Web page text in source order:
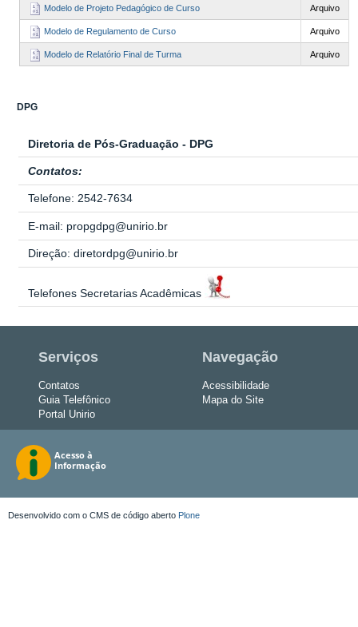
Modelo de Projeto Pedagógico de Curso Arquivo
Modelo de Regulamento de Curso Arquivo
Modelo de Relatório Final de Turma Arquivo
DPG
Diretoria de Pós-Graduação - DPG
Contatos:
Telefone: 2542-7634
E-mail: propgdpg@unirio.br
Direção: diretordpg@unirio.br
Telefones Secretarias Acadêmicas
Serviços
Contatos
Guia Telefônico
Portal Unirio
Navegação
Acessibilidade
Mapa do Site
Desenvolvido com o CMS de código aberto Plone